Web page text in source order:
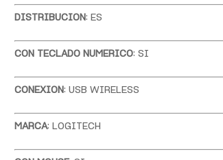
DISTRIBUCION: ES
CON TECLADO NUMERICO: SI
CONEXION: USB WIRELESS
MARCA: LOGITECH